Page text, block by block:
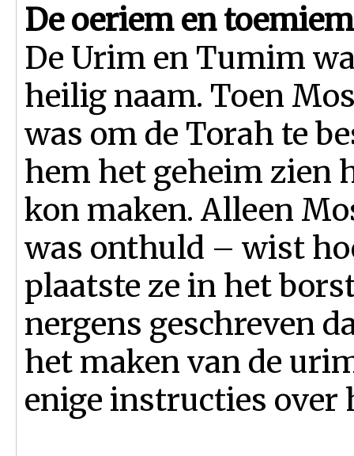
De oeriem en
De Urim en Tumim
heilig naam. Toen
was om de Torah te
hem het geheim zien
kon maken. Alleen
was onthuld – wist
plaatste ze in het
nergens geschreven
het maken van de
enige instructies over